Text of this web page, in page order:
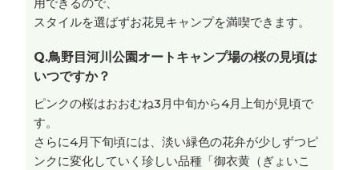
スタイルを選ばずお花見キャンプを満喫できます。
Q.鳥野目河川公園オートキャンプ場の桜の見頃は
いつですか？
ピンクの桜はおおむね3月中旬から4月上旬が見頃で
す。
さらに4月下旬頃には、淡い緑色の花弁が少しずつピ
ンクに変化していく珍しい品種「御衣黄（ぎょいこ